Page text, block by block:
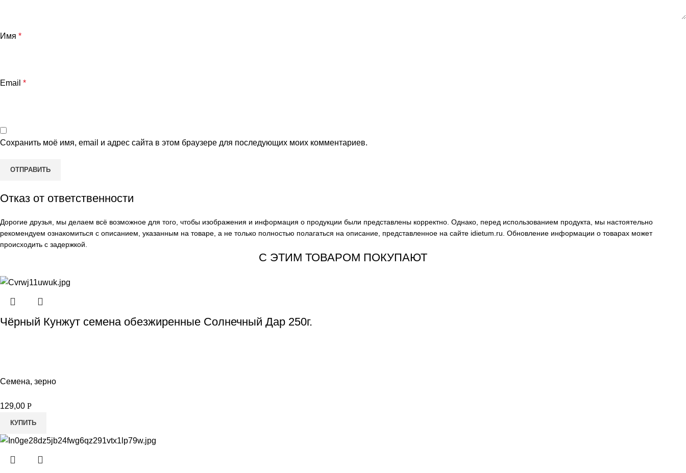
Имя *
Email *
Сохранить моё имя, email и адрес сайта в этом браузере для последующих моих комментариев.
Отказ от ответственности
Дорогие друзья, мы делаем всё возможное для того, чтобы изображения и информация о продукции были представлены корректно. Однако, перед использованием продукта, мы настоятельно
рекомендуем ознакомиться с описанием, указанным на товаре, а не только полностью полагаться на описание, представленное на сайте idietum.ru . Обновление информации о товарах может
происходить с задержкой.
С ЭТИМ ТОВАРОМ ПОКУПАЮТ
Чёрный Кунжут семена обезжиренные Солнечный Дар 250г.
Семена, зерно
129,00 Р
КУПИТЬ